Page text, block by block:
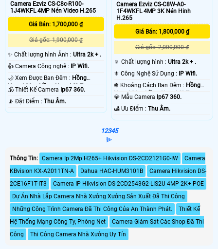
Camera Ezviz CS-C8c-R100-
1J4WKFL 4MP Nén Video H.265
Giá Bán: 1,700,000 ₫
Giá gốc: 1,900,000 ₫
✨ Chất lượng hình Ảnh : Ultra 2k + .
👍 Camera Công nghệ :
IP Wifi.
🌙 Xem Được Ban Đêm : Hồng
Ngoại 30m Hồng Ngoại SMD.
🕉️ Thiết Kế Camera Ip67 360.
️📡 Đặt Điểm : Thu Âm.
Camera Ezviz CS-C8W-A0-
1F4WKFL 4MP 3K Nén Hinh
H.265
Giá Bán: 1,800,000 ₫
Giá gốc: 2,000,000 ₫
🔅 Chất lượng hình :Ultra 2k + .
⚜️ Công Nghệ Sử Dụng : IP Wifi.
❃ Khoảng Cách Ban Đêm : Hồng
Ngoại 30m Hồng Ngoại SMD.
💎 Mẫu Camera Ip67 360.
️🛃 Ưu Điểm :Thu Âm.
12345
⫸
Thông Tin: Camera Ip 2Mp H265+ Hikvision DS-2CD2121G0-IW
Camera
KBvision KX-A2011TN-A
Dahua HAC-HUM3101B
Camera Hikvision DS-
2CE16F1T-IT3
Camera IP Hikvision DS-2CD2543G2-LIS2U 4MP 2K+ POE
Dự Án Nhà Lắp Camera Nhà Xưởng Xưởng Sản Xuất Đã Thi Công
Những Công Trình Camera Đã Thi Công Của An Thành Phát.
Thiết Kế
Hệ Thống Mạng Công Ty, Phòng Net
Camera Giám Sát Các Shop Đã Thi
Công
Thi Công Camera Nhà Xưởng Uy Tín